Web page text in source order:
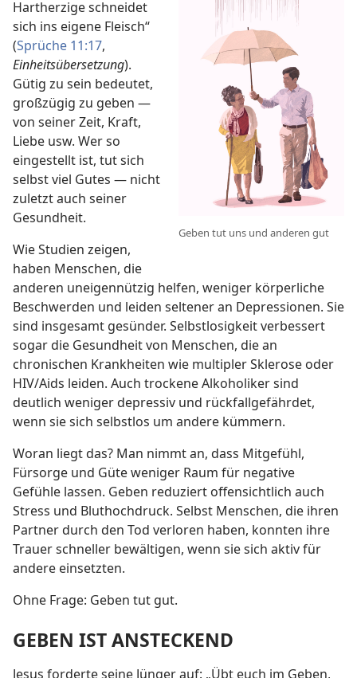
Geben tut uns und anderen gut
Hartherzige schneidet
sich ins eigene Fleisch“
(Sprüche 11:17,
Einheitsübersetzung).
Gütig zu sein bedeutet,
großzügig zu geben —
von seiner Zeit, Kraft,
Liebe usw. Wer so
eingestellt ist, tut sich
selbst viel Gutes — nicht
zuletzt auch seiner
Gesundheit.
Wie Studien zeigen,
haben Menschen, die
anderen uneigennützig helfen, weniger körperliche
Beschwerden und leiden seltener an Depressionen. Sie
sind insgesamt gesünder. Selbstlosigkeit verbessert
sogar die Gesundheit von Menschen, die an
chronischen Krankheiten wie multipler Sklerose oder
HIV/Aids leiden. Auch trockene Alkoholiker sind
deutlich weniger depressiv und rückfallgefährdet,
wenn sie sich selbstlos um andere kümmern.
Woran liegt das? Man nimmt an, dass Mitgefühl,
Fürsorge und Güte weniger Raum für negative
Gefühle lassen. Geben reduziert offensichtlich auch
Stress und Bluthochdruck. Selbst Menschen, die ihren
Partner durch den Tod verloren haben, konnten ihre
Trauer schneller bewältigen, wenn sie sich aktiv für
andere einsetzten.
Ohne Frage: Geben tut gut.
GEBEN IST ANSTECKEND
Jesus forderte seine Jünger auf: „Übt euch im Geben,